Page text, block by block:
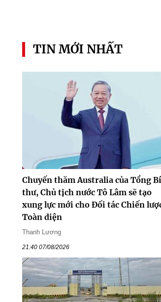
TIN MỚI NHẤT
Chuyến thăm Australia của Tổng Bí
thư, Chủ tịch nước Tô Lâm sẽ tạo
xung lực mới cho Đối tác Chiến
Toàn diện
Thanh Lương
21:40 07/08/2026